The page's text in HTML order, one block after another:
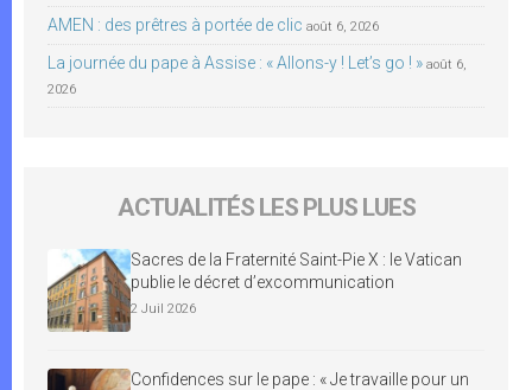
AMEN : des prêtres à portée de clic août 6, 2026
La journée du pape à Assise : « Allons-y ! Let’s go ! » août 6,
2026
ACTUALITÉS LES PLUS LUES
Sacres de la Fraternité Saint-Pie X : le Vatican
publie le décret d’excommunication
2 Juil 2026
Confidences sur le pape : « Je travaille pour un